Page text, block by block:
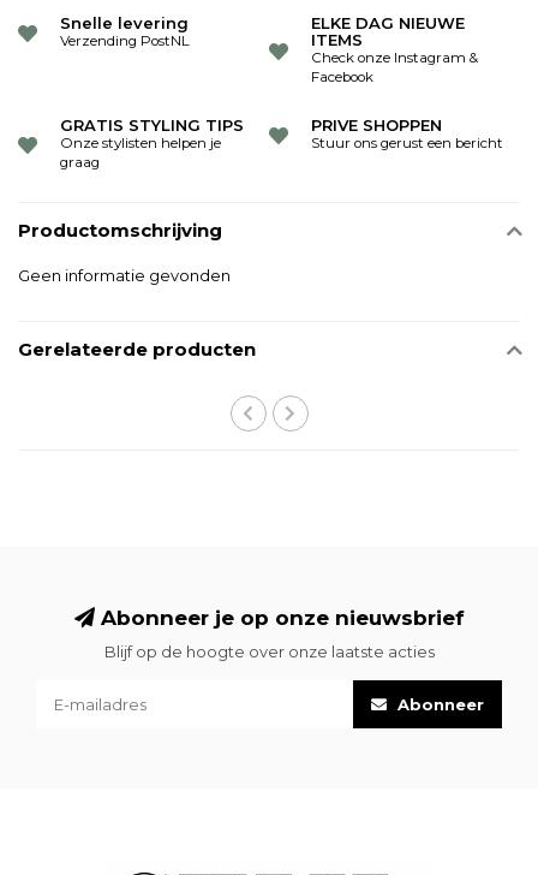
Snelle levering
Verzending PostNL
ELKE DAG NIEUWE
ITEMS
Check onze Instagram &
Facebook
GRATIS STYLING TIPS
Onze stylisten helpen je
graag
PRIVE SHOPPEN
Stuur ons gerust een bericht
Productomschrijving
Geen informatie gevonden
Gerelateerde producten
Abonneer je op onze nieuwsbrief
Blijf op de hoogte over onze laatste acties
Abonneer